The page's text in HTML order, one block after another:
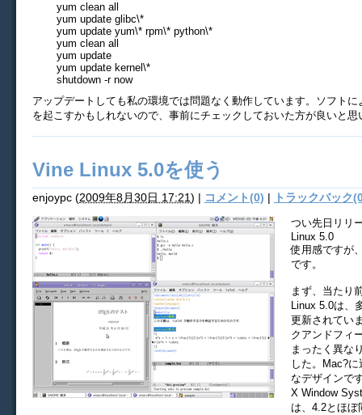
yum clean all
yum update glibc\*
yum update yum\* rpm\* python\*
yum clean all
yum update
yum update kernel\*
shutdown -r now
アップデートしても私の環境では問題なく動作しています。ソフト
を起こすかもしれないので、事前にチェックしておいた方が良いと思
Vine Linux 5.0を使う
enjoypc (2009年8月30日 17:21) | コメント(0) | トラックバック
つい先日リリ
Linux 5.0
使用感ですが
です。
まず、当たり
Linux 5.0は、
更新されてい
クアンドフィ
まったく異な
した。Mac?
なデザインで
X Window
は、4.2とほぼ